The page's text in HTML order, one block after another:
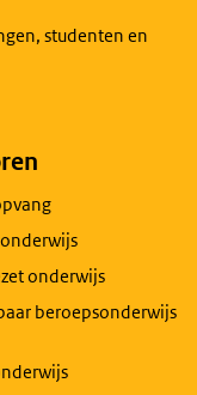
studenten en
onderwijs
beroepsonderwijs